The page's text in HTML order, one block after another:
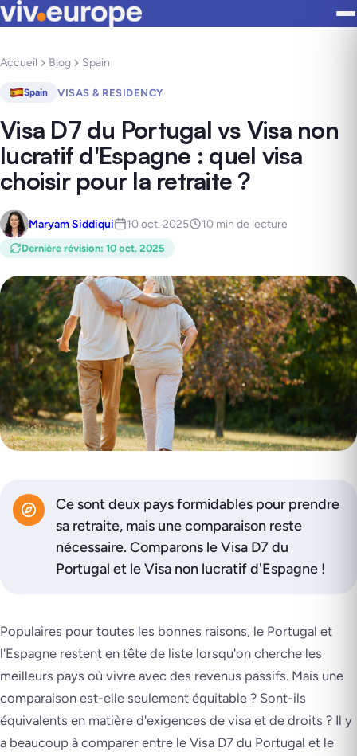
Accueil Blog Spain
Spain VISAS & RESIDENCY
Visa D7 du Portugal vs Visa non
lucratif d'Espagne : quel visa
choisir pour la retraite ?
Maryam Siddiqui 10 oct. 2025 10 min de lecture
Dernière révision: 10 oct. 2025
Ce sont deux pays formidables pour prendre
sa retraite, mais une comparaison reste
nécessaire. Comparons le Visa D7 du
Portugal et le Visa non lucratif d'Espagne !
Populaires pour toutes les bonnes raisons, le Portugal et
l'Espagne restent en tête de liste lorsqu'on cherche les
meilleurs pays où vivre avec des revenus passifs. Mais une
comparaison est-elle seulement équitable ? Sont-ils
équivalents en matière d'exigences de visa et de droits ? Il y
a beaucoup à comparer entre le Visa D7 du Portugal et le